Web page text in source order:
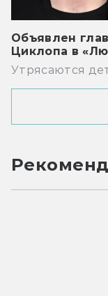
Объявлен
Циклопа в
Утрясаются